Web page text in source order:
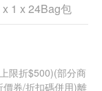
1 x 24Bag包
限折$500)(部分商
券/折扣碼併用)離